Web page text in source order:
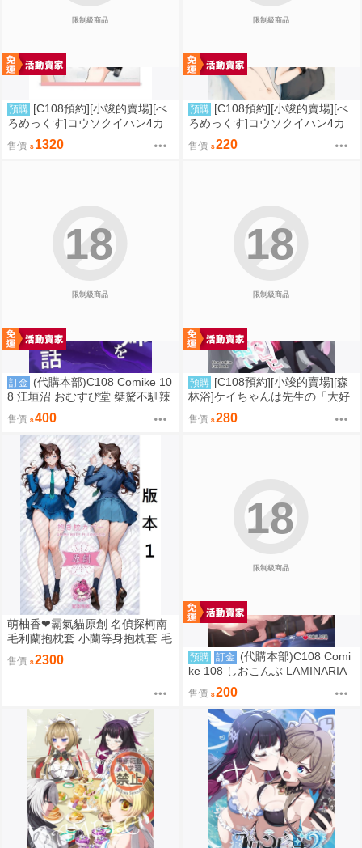
限制級商品
預購 [C108預約][小竣的賣場][ぺ
ろめっくす]コウソクイハン4カ
イメ【メロン限定特典付】+B2
掛軸 同人誌id=3726586
售價 1320
限制級商品
預購 [C108預約][小竣的賣場][ぺ
ろめっくす]コウソクイハン4カ
イメ【メロン限定特典付】 同人
誌id=3791505
售價 220
限制級商品
18
訂金 (代購本部)C108 Comike 10
8 江垣沼 おむすび堂 桀驁不馴辣
姊的導正守則 C108數量限定新刊
「生意気なギャル姉を『俺なり
の方法』で解らせる話。（隨機
簽名本）」 8.16發售預定
售價 400
限制級商品
18
預購 [C108預約][小竣的賣場][森
林浴]ケイちゃんは先生の「大好
き」に弱い 蔚藍檔案 同人誌id=3
791508
售價 280
萌柚香❤霸氣貓原創 名偵探柯南
毛利蘭抱枕套 小蘭等身抱枕套 毛
利蘭枕頭套 毛利蘭枕套 動漫等身
抱枕套
售價 2300
限制級商品
18
預購 訂金 (代購本部)C108 Comi
ke 108 しおこんぶ LAMINARIA
C108數量限定新刊「白山華凛の
シドウ制度3」 8.16發售預定
售價 200